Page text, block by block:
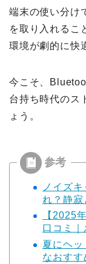
端末の使い分け
を取り入れるこ
環境が劇的に快
今こそ、
台持ち時代のス
ょう。
ノイズ
れ？静
【2025
口コミ
夏にヘ
なおすす